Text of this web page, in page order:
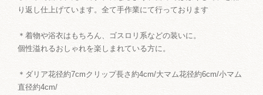
り返し仕上げています。全て手作業にて行っております
＊着物や浴衣はもちろん、ゴスロリ系などの装いに。
個性溢れるおしゃれを楽しまれている方に。
＊ダリア花径約7cmクリップ長さ約4cm/大マム花径約6cm/小マム
直径約4cm/